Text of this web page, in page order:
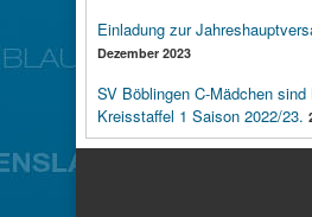
Einladung zur
Dezember 2023
SV Böblingen C-Mädchen
Kreisstaffel 1 Saison 2022/23.